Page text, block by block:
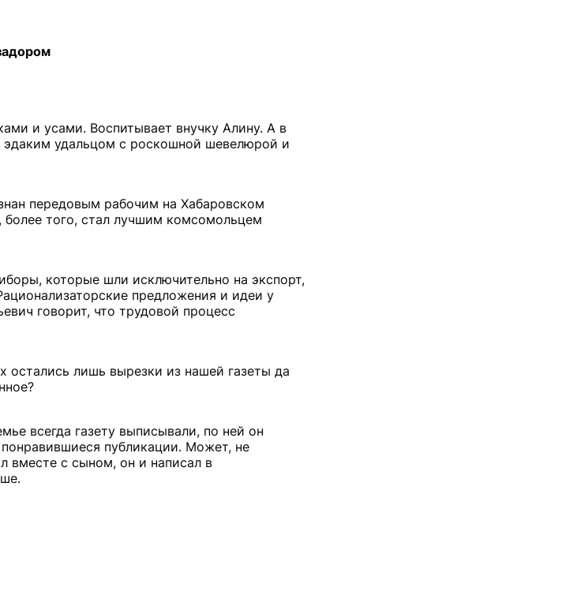
и усами. Воспитывает внучку Алину. А в
эдаким удальцом с роскошной шевелюрой и
передовым рабочим на Хабаровском
более того, стал лучшим комсомольцем
которые шли исключительно на экспорт,
предложения и идеи у
говорит, что трудовой процесс
остались лишь вырезки из нашей газеты да
всегда газету выписывали, по ней он
публикации. Может, не
вместе с сыном, он и написал в